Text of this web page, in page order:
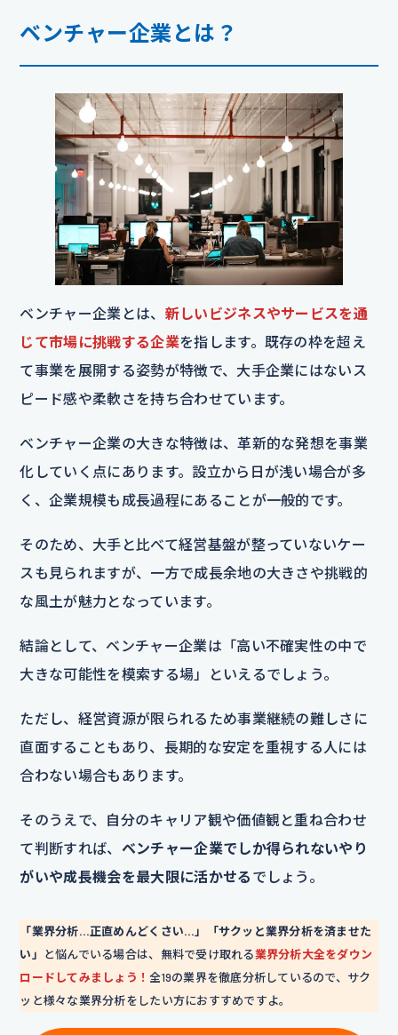
ベンチャー企業とは？
ベンチャー企業とは、 新しいビジネスやサービスを通
じて市場に挑戦する企業を指します。既存の枠を超え
て事業を展開する姿勢が特徴で、大手企業にはないス
ピード感や柔軟さを持ち合わせています。
ベンチャー企業の大きな特徴は、革新的な発想を事業
化していく点にあります。設立から日が浅い場合が多
く、企業規模も成長過程にあることが一般的です。
そのため、大手と比べて経営基盤が整っていないケー
スも見られますが、一方で成長余地の大きさや挑戦的
な風土が魅力となっています。
結論として、ベンチャー企業は「高い不確実性の中で
大きな可能性を模索する場」といえるでしょう。
ただし、経営資源が限られるため事業継続の難しさに
直面することもあり、長期的な安定を重視する人には
合わない場合もあります。
そのうえで、自分のキャリア観や価値観と重ね合わせ
て判断すれば、 ベンチャー企業でしか得られないやり
がいや成長機会を最大限に活かせる でしょう。
「業界分析…正直めんどくさい…」「サクッと業界分析を済ませた
い」
と悩んでいる場合は、無料で受け取れる業界分析大全をダウン
ロードしてみましょう！全19の業界を徹底分析しているので、サク
ッと様々な業界分析をしたい方におすすめですよ。